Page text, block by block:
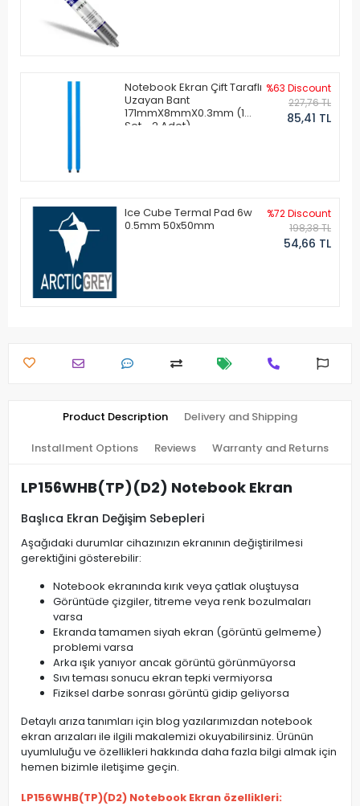
Notebook Ekran Çift Taraflı
Uzayan Bant
171mmX8mmX0.3mm (1
Set - 2 Adet)
%63 Discount
227,76 TL
85,41 TL
Ice Cube Termal Pad 6w
0.5mm 50x50mm
%72 Discount
198,38 TL
54,66 TL
Product Description Delivery and Shipping
Installment Options Reviews Warranty and Returns
LP156WHB(TP)(D2) Notebook Ekran
Başlıca Ekran Değişim Sebepleri
Aşağıdaki durumlar cihazınızın ekranının değiştirilmesi
gerektiğini gösterebilir:
Notebook ekranında kırık veya çatlak oluştuysa
Görüntüde çizgiler, titreme veya renk bozulmaları
varsa
Ekranda tamamen siyah ekran (görüntü gelmeme)
problemi varsa
Arka ışık yanıyor ancak görüntü görünmüyorsa
Sıvı teması sonucu ekran tepki vermiyorsa
Fiziksel darbe sonrası görüntü gidip geliyorsa
Detaylı arıza tanımları için blog yazılarımızdan notebook
ekran arızaları ile ilgili makalemizi okuyabilirsiniz. Ürünün
uyumluluğu ve özellikleri hakkında daha fazla bilgi almak için
hemen bizimle iletişime geçin.
LP156WHB(TP)(D2) Notebook Ekran özellikleri: